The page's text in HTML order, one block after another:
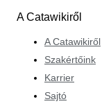
A Catawikiről
A Catawikiről
Szakértőink
Karrier
Sajtó